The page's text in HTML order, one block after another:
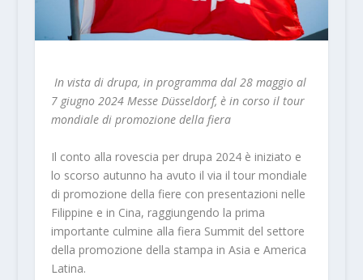
In vista di drupa, in programma dal 28 maggio al
7 giugno 2024 Messe Düsseldorf, è in corso il tour
mondiale di promozione della fiera
Il conto alla rovescia per drupa 2024 è iniziato e
lo scorso autunno ha avuto il via il tour mondiale
di promozione della fiere con presentazioni nelle
Filippine e in Cina, raggiungendo la prima
importante culmine alla fiera Summit del settore
della promozione della stampa in Asia e America
Latina.